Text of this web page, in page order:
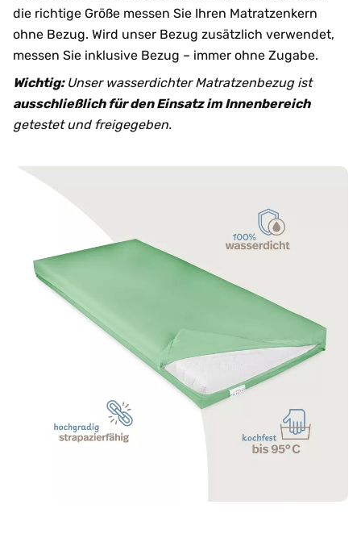
die richtige Größe messen Sie Ihren Matratzenkern
ohne Bezug. Wird unser Bezug zusätzlich verwendet,
messen Sie inklusive Bezug – immer ohne Zugabe.
Wichtig: Unser wasserdichter Matratzenbezug ist
ausschließlich für den Einsatz im Innenbereich
getestet und freigegeben.